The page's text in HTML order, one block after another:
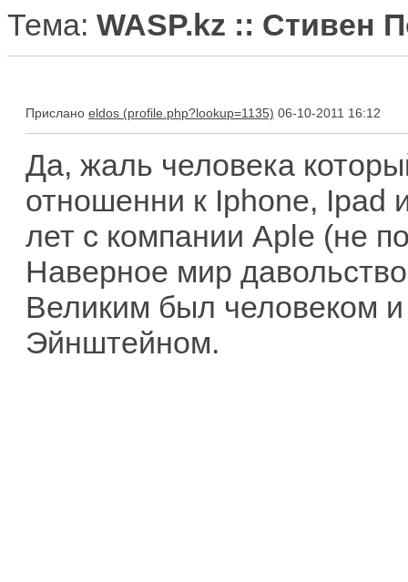
Тема: WASP.kz :: Стивен
Прислано eldos 06-10-2011 16:12
Да, жаль человека
отношенни к Iphone, Ipad
лет с компании Aple (не
Наверное мир
Великим был человеком и
Эйнштейном.